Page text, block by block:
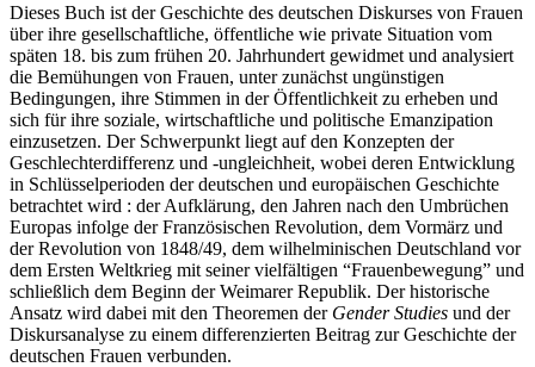
Dieses Buch ist der Geschichte des deutschen Diskurses von Frauen
über ihre gesellschaftliche, öffentliche wie private Situation vom
späten 18. bis zum frühen 20. Jahrhundert gewidmet und analysiert
die Bemühungen von Frauen, unter zunächst ungünstigen
Bedingungen, ihre Stimmen in der Öffentlichkeit zu erheben und
sich für ihre soziale, wirtschaftliche und politische Emanzipation
einzusetzen. Der Schwerpunkt liegt auf den Konzepten der
Geschlechterdifferenz und -ungleichheit, wobei deren Entwicklung
in Schlüsselperioden der deutschen und europäischen Geschichte
betrachtet wird : der Aufklärung, den Jahren nach den Umbrüchen
Europas infolge der Französischen Revolution, dem Vormärz und
der Revolution von 1848/49, dem wilhelminischen Deutschland vor
dem Ersten Weltkrieg mit seiner vielfältigen “Frauenbewegung” und
schließlich dem Beginn der Weimarer Republik. Der historische
Ansatz wird dabei mit den Theoremen der Gender Studies und der
Diskursanalyse zu einem differenzierten Beitrag zur Geschichte der
deutschen Frauen verbunden.